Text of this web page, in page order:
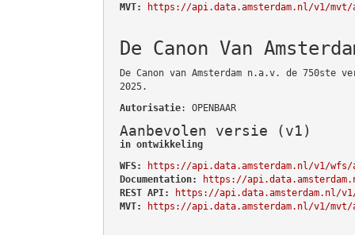
MVT:
https://api.data.amsterdam.nl/v1/
De Canon Van
De Canon van Amsterdam n.a.v. de 750ste
2025.
Autorisatie: OPENBAAR
Aanbevolen versie (v1)
in ontwikkeling
WFS:
https://api.data.amsterdam.nl/v1/wfs/
Documentation:
https://
REST API:
https://api.data.amsterdam.nl/v1/
MVT:
https://api.data.amsterdam.nl/v1/mvt/